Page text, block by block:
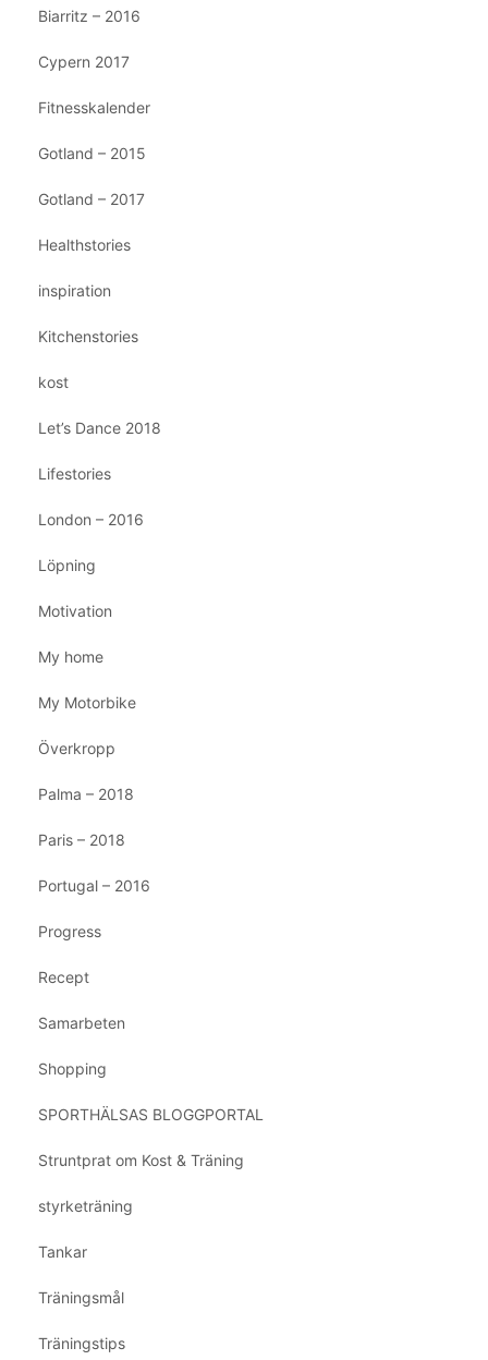
Biarritz – 2016
Cypern 2017
Fitnesskalender
Gotland – 2015
Gotland – 2017
Healthstories
inspiration
Kitchenstories
kost
Let’s Dance 2018
Lifestories
London – 2016
Löpning
Motivation
My home
My Motorbike
Överkropp
Palma – 2018
Paris – 2018
Portugal – 2016
Progress
Recept
Samarbeten
Shopping
SPORTHÄLSAS BLOGGPORTAL
Struntprat om Kost & Träning
styrketräning
Tankar
Träningsmål
Träningstips